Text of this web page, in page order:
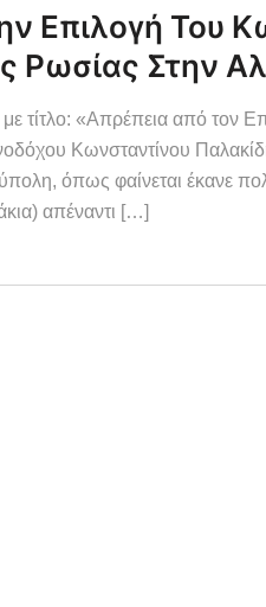
Επιλογή Του
Ρωσίας Στην
τίτλο: «Απρέπεια από τον
Κωνσταντίνου
όπως φαίνεται έκανε
απέναντι […]